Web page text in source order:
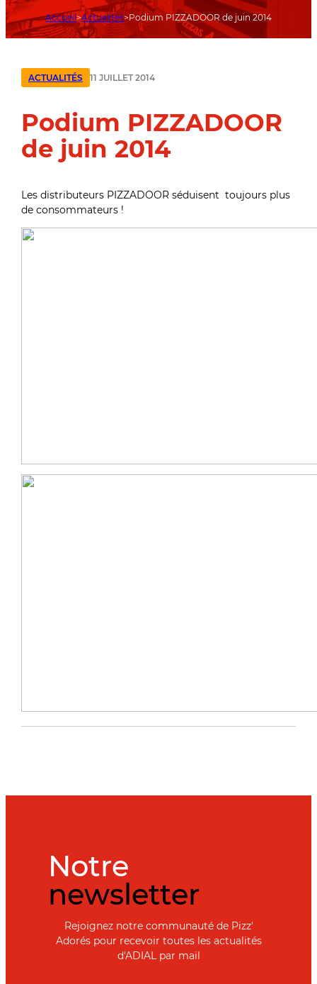
Accueil Actualités Podium PIZZADOOR de juin 2014
ACTUALITÉS 11 JUILLET 2014
Podium PIZZADOOR
de juin 2014
Les distributeurs PIZZADOOR séduisent toujours plus
de consommateurs !
Notre
newsletter
Rejoignez notre communauté de Pizz'
Adorés pour recevoir toutes les actualités
d'ADIAL par mail